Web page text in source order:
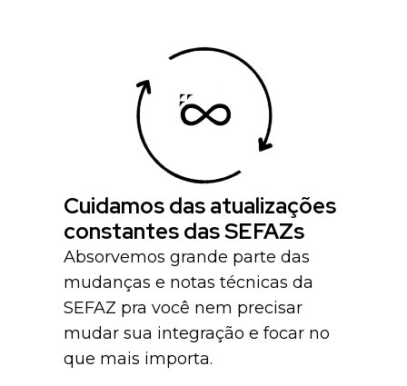
Cuidamos das atualizações
constantes das SEFAZs
Absorvemos grande parte das
mudanças e notas técnicas da
SEFAZ pra você nem precisar
mudar sua integração e focar no
que mais importa.